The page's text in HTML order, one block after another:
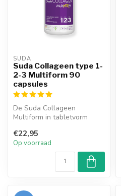
SUDA
Suda Collageen type 1-
2-3 Multiform 90
capsules
De Suda Collageen
Multiform in tabletvorm
probiotische micro-...
€22,95
Op voorraad